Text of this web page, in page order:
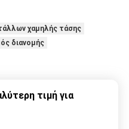
χαμηλής τάσης
διανομής
τιμή για